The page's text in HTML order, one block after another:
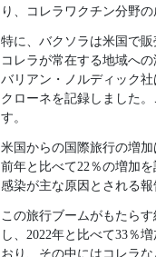
り、コレラワクチン分野
特に、バクソラは米国で
コレラが常在する地域へ
バリアン・ノルディック
クローネを記録しました
す。
米国からの国際旅行の増
前年と比べて22％の増加
感染が主な原因とされる報
この旅行ブームがもたら
し、2022年と比べて33％
おり、その中にはコレラ